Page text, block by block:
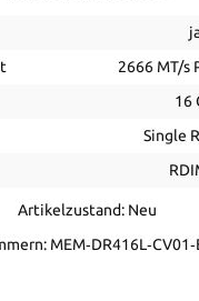
2666 MT/s
16
Single
Artikelzustand: Neu